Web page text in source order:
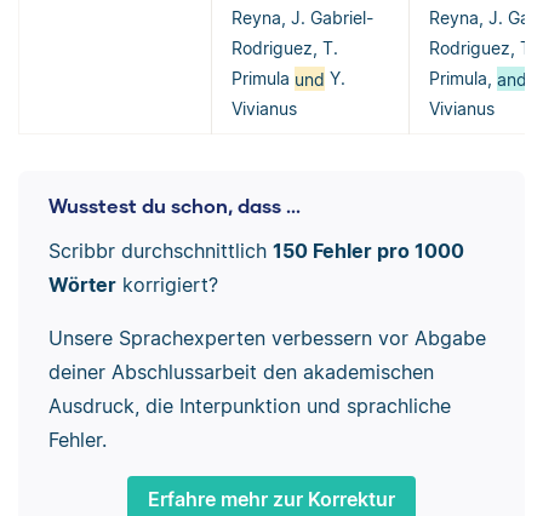
Reyna, J. Gabriel-
Rodriguez, T.
Primula und Y.
Vivianus
Reyna, J.
Rodriguez, T.
Primula, and
Vivianus
Wusstest du schon, dass ...
Scribbr durchschnittlich 150 Fehler pro 1000
Wörterkorrigiert?
Unsere Sprachexperten verbessern vor Abgabe
deiner Abschlussarbeit den akademischen
Ausdruck, die Interpunktion und sprachliche
Fehler.
Erfahre mehr zur Korrektur